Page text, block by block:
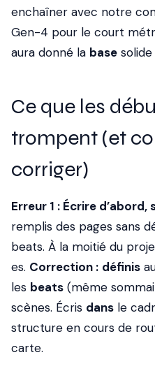
enchaîner avec notre
Gen-4 pour le court
aura donné la base
Ce que les
trompent (et
corriger)
Erreur 1 : Écrire
remplis des pages sans
beats. À la moitié du
es. Correction : définis
les beats (même
scènes. Écris dans le
structure en cours de
carte.